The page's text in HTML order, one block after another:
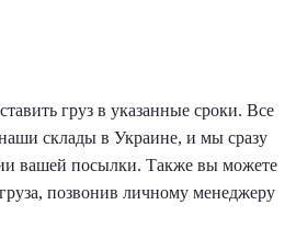
груз в указанные сроки. Все
склады в Украине, и мы сразу
вашей посылки. Также вы можете
позвонив личному менеджеру